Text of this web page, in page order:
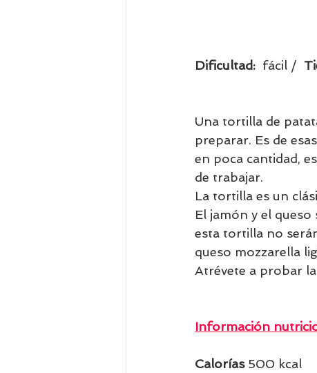
Dificultad: fácil /
Una tortilla de
preparar. Es de
en poca cantidad,
de trabajar.
La tortilla es un
El jamón y el
esta tortilla no
queso mozzarella
Atrévete a probar
Información
Calorías 500 kcal